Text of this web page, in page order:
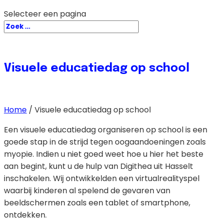
Selecteer een pagina
Visuele educatiedag op school
Home / Visuele educatiedag op school
Een visuele educatiedag organiseren op school is een
goede stap in de strijd tegen oogaandoeningen zoals
myopie. Indien u niet goed weet hoe u hier het beste
aan begint, kunt u de hulp van Digithea uit Hasselt
inschakelen. Wij ontwikkelden een virtualrealityspel
waarbij kinderen al spelend de gevaren van
beeldschermen zoals een tablet of smartphone,
ontdekken.